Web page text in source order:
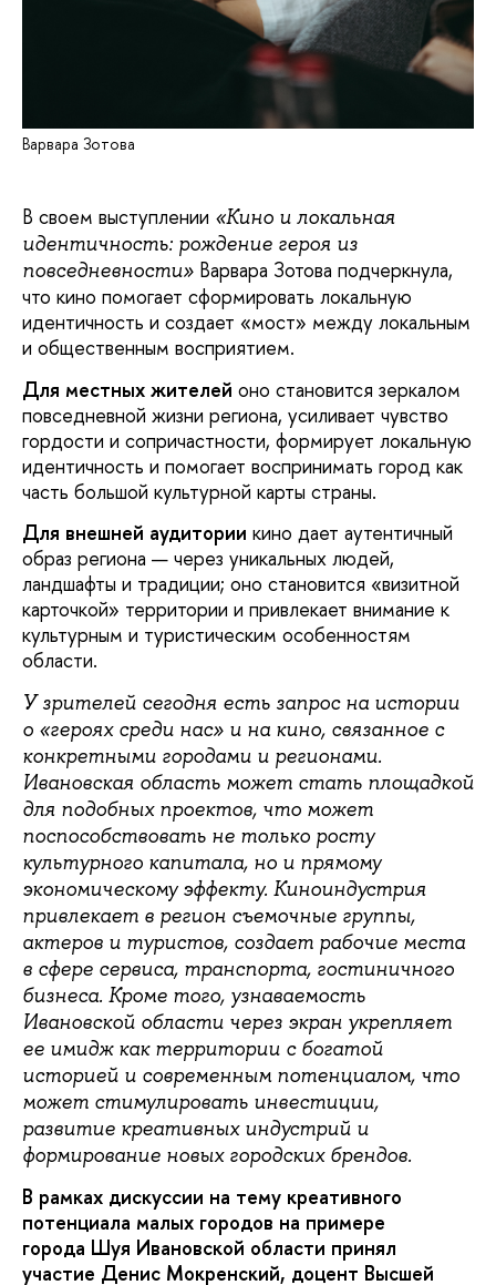
Варвара Зотова
В своем выступлении «Кино и локальная
идентичность: рождение героя из
повседневности» Варвара Зотова подчеркнула,
что кино помогает сформировать локальную
идентичность и создает «мост» между локальным
и общественным восприятием.
Для местных жителей оно становится зеркалом
повседневной жизни региона, усиливает чувство
гордости и сопричастности, формирует локальную
идентичность и помогает воспринимать город как
часть большой культурной карты страны.
Для внешней аудитории кино дает аутентичный
образ региона — через уникальных людей,
ландшафты и традиции; оно становится «визитной
карточкой» территории и привлекает внимание к
культурным и туристическим особенностям
области.
У зрителей сегодня есть запрос на истории
о «героях среди нас» и на кино, связанное с
конкретными городами и регионами.
Ивановская область может стать площадкой
для подобных проектов, что может
поспособствовать не только росту
культурного капитала, но и прямому
экономическому эффекту. Киноиндустрия
привлекает в регион съемочные группы,
актеров и туристов, создает рабочие места
в сфере сервиса, транспорта, гостиничного
бизнеса. Кроме того, узнаваемость
Ивановской области через экран укрепляет
ее имидж как территории с богатой
историей и современным потенциалом, что
может стимулировать инвестиции,
развитие креативных индустрий и
формирование новых городских брендов.
В рамках дискуссии на тему креативного
потенциала малых городов на примере
города Шуя Ивановской области принял
участие Денис Мокренский, доцент Высшей